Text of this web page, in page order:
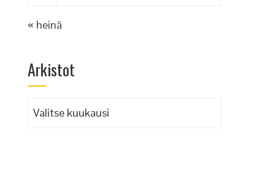
« heinä
Arkistot
Arkistot